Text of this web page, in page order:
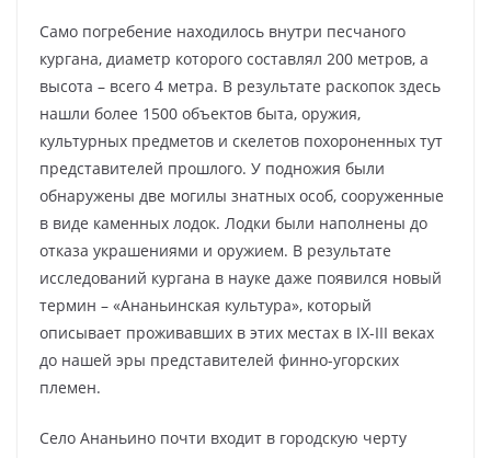
Само погребение находилось внутри песчаного
кургана, диаметр которого составлял 200 метров, а
высота – всего 4 метра. В результате раскопок здесь
нашли более 1500 объектов быта, оружия,
культурных предметов и скелетов похороненных тут
представителей прошлого. У подножия были
обнаружены две могилы знатных особ, сооруженные
в виде каменных лодок. Лодки были наполнены до
отказа украшениями и оружием. В результате
исследований кургана в науке даже появился новый
термин – «Ананьинская культура», который
описывает проживавших в этих местах в IX-III веках
до нашей эры представителей финно-угорских
племен.
Село Ананьино почти входит в городскую черту